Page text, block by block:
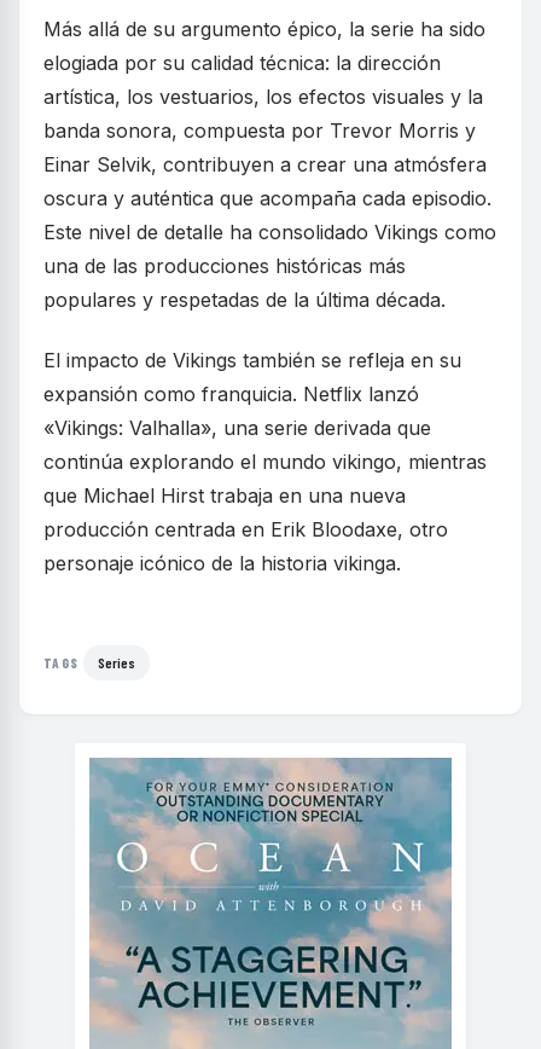
Más allá de su argumento épico, la serie ha sido
elogiada por su calidad técnica: la dirección
artística, los vestuarios, los efectos visuales y la
banda sonora, compuesta por Trevor Morris y
Einar Selvik, contribuyen a crear una atmósfera
oscura y auténtica que acompaña cada episodio.
Este nivel de detalle ha consolidado Vikings como
una de las producciones históricas más
populares y respetadas de la última década.
El impacto de Vikings también se refleja en su
expansión como franquicia. Netflix lanzó
«Vikings: Valhalla», una serie derivada que
continúa explorando el mundo vikingo, mientras
que Michael Hirst trabaja en una nueva
producción centrada en Erik Bloodaxe, otro
personaje icónico de la historia vikinga.
TAGS Series